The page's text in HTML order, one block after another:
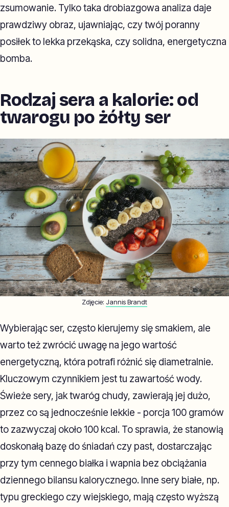
zsumowanie. Tylko taka drobiazgowa analiza daje
prawdziwy obraz, ujawniając, czy twój poranny
posiłek to lekka przekąska, czy solidna, energetyczna
bomba.
Rodzaj sera a kalorie: od
twarogu po żółty ser
Zdjęcie: Jannis Brandt
Wybierając ser, często kierujemy się smakiem, ale
warto też zwrócić uwagę na jego wartość
energetyczną, która potrafi różnić się diametralnie.
Kluczowym czynnikiem jest tu zawartość wody.
Świeże sery, jak twaróg chudy, zawierają jej dużo,
przez co są jednocześnie lekkie - porcja 100 gramów
to zazwyczaj około 100 kcal. To sprawia, że stanowią
doskonałą bazę do śniadań czy past, dostarczając
przy tym cennego białka i wapnia bez obciążania
dziennego bilansu kalorycznego. Inne sery białe, np.
typu greckiego czy wiejskiego, mają często wyższą